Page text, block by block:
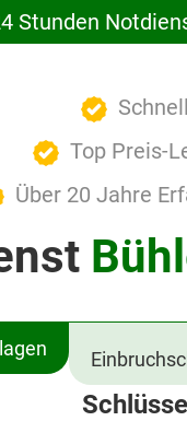
Stunden
Top Preis-
Über 20 Jahre